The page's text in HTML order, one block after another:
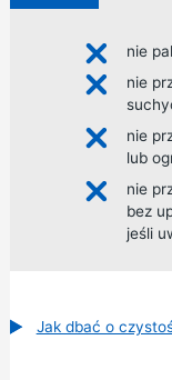
nie
nie
nie
lub
nie
bez
jeśli
Jak dbać o